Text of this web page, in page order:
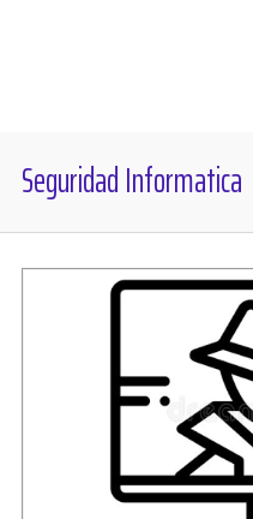
Seguridad Informatica